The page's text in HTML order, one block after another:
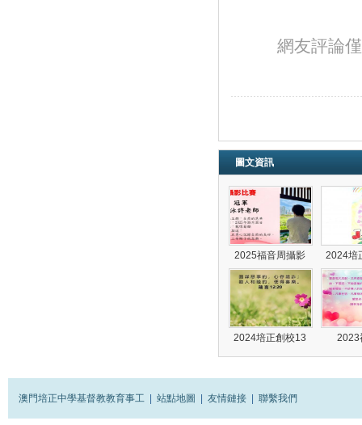
網友評論
圖文資訊
2025福音周攝影 2024培
2024培正創校13 2023
澳門培正中學基督教教育事工 站點地圖 友情鏈接 聯繫我們